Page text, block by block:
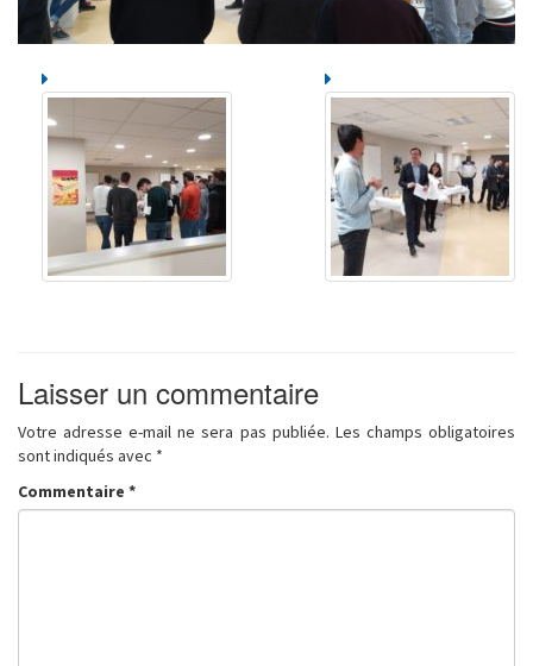
Laisser un commentaire
Votre adresse e-mail ne sera pas publiée. Les champs obligatoires
sont indiqués avec *
Commentaire *